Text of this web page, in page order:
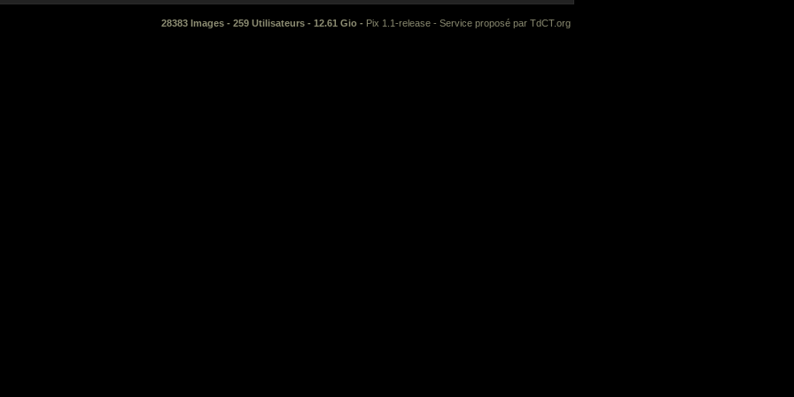
28383 Images - 259 Utilisateurs - 12.61 Gio - Pix 1.1-release - Service proposé par TdCT.org